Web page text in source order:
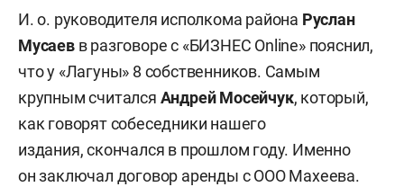
парков и скверов, озеленение города,
ликвидация свалок, содержание мостов,
реставрация памятников, валка деревьев
и прочие работы. Компанию с сентября 2022
года возглавляетРамиль Адиев.
И. о. руководителя исполкома района Руслан
Мусаев в разговоре с «БИЗНЕС Online» пояснил,
что у «Лагуны» 8 собственников. Самым
крупным считался Андрей Мосейчук, который,
как говорят собеседники нашего
издания, скончался в прошлом году. Именно
он заключал договор аренды с ООО Махеева.